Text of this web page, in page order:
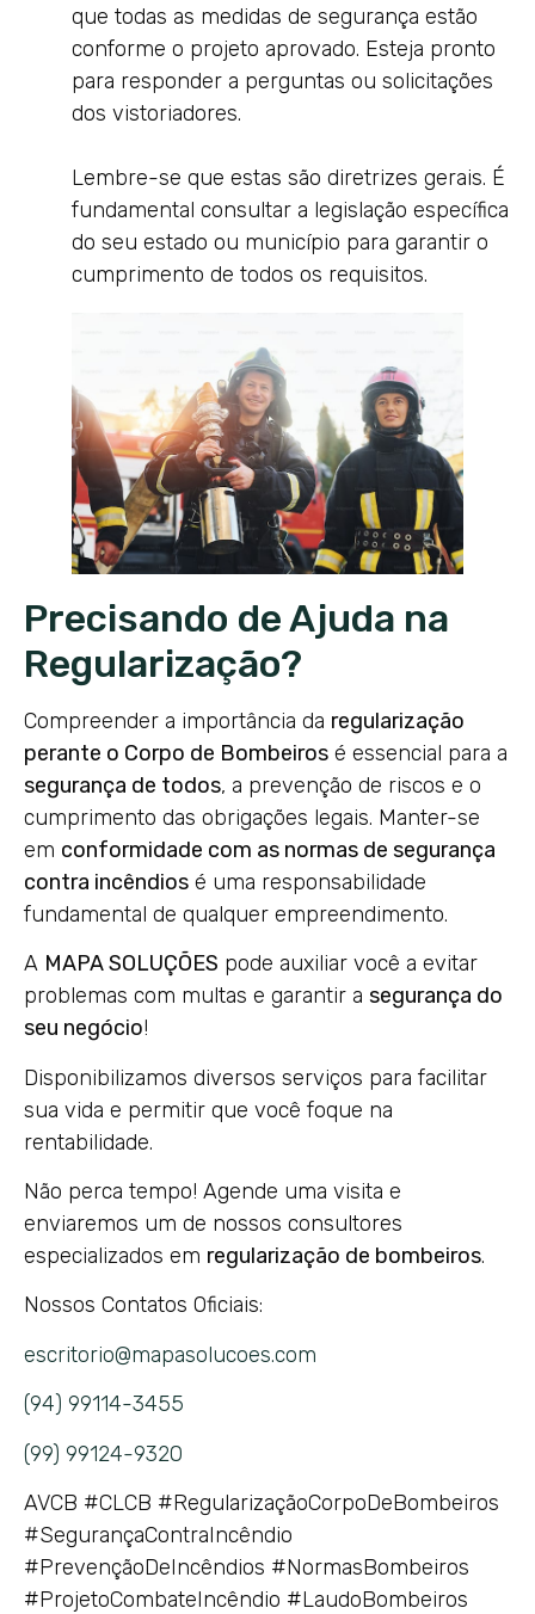
que todas as medidas de segurança estão
conforme o projeto aprovado. Esteja pronto
para responder a perguntas ou solicitações
dos vistoriadores.
Lembre-se que estas são diretrizes gerais. É
fundamental consultar a legislação específica
do seu estado ou município para garantir o
cumprimento de todos os requisitos.
Precisando de Ajuda na
Regularização?
Compreender a importância da regularização
perante o Corpo de Bombeiros é essencial para a
segurança de todos, a prevenção de riscos e o
cumprimento das obrigações legais. Manter-se
em conformidade com as normas de segurança
contra incêndios é uma responsabilidade
fundamental de qualquer empreendimento.
A MAPA SOLUÇÕES pode auxiliar você a evitar
problemas com multas e garantir a segurança do
seu negócio!
Disponibilizamos diversos serviços para facilitar
sua vida e permitir que você foque na
rentabilidade.
Não perca tempo! Agende uma visita e
enviaremos um de nossos consultores
especializados em regularização de bombeiros.
Nossos Contatos Oficiais:
escritorio@mapasolucoes.com
(94) 99114-3455
(99) 99124-9320
AVCB #CLCB #RegularizaçãoCorpoDeBombeiros
#SegurançaContraIncêndio
#PrevençãoDeIncêndios #NormasBombeiros
#ProjetoCombateIncêndio #LaudoBombeiros